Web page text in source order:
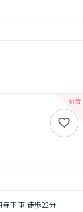
下車 徒歩22分